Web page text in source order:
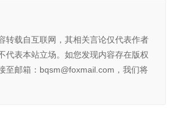
转载自互联网，其相关言论仅代表作者
代表本站立场。如您发现内容存在版权
至邮箱：bqsm@foxmail.com，我们将